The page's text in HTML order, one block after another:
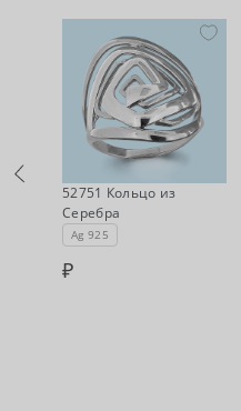
Нет в наличии
52751 Кольцо из
Серебра
Ag 925